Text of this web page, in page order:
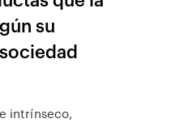
su
intrínseco,